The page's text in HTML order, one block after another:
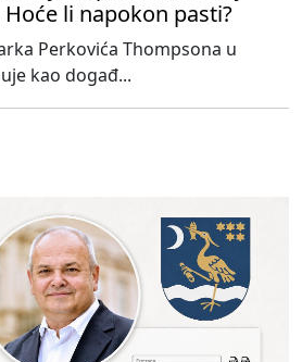
li napokon pasti?
Perkovića Thompsona u
kao događ...